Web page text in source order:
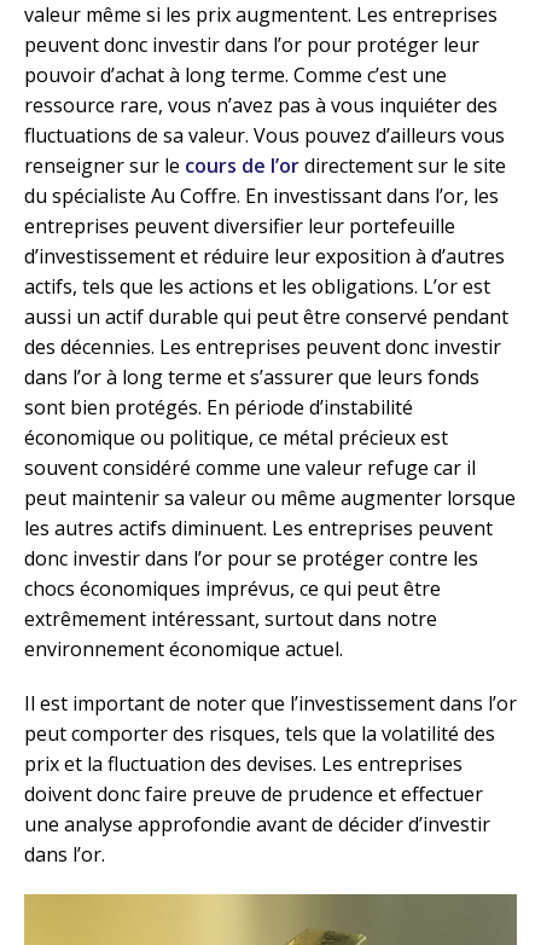
valeur même si les prix augmentent. Les entreprises
peuvent donc investir dans l’or pour protéger leur
pouvoir d’achat à long terme. Comme c’est une
ressource rare, vous n’avez pas à vous inquiéter des
fluctuations de sa valeur. Vous pouvez d’ailleurs vous
renseigner sur le cours de l’ordirectement sur le site
du spécialiste Au Coffre. En investissant dans l’or, les
entreprises peuvent diversifier leur portefeuille
d’investissement et réduire leur exposition à d’autres
actifs, tels que les actions et les obligations. L’or est
aussi un actif durable qui peut être conservé pendant
des décennies. Les entreprises peuvent donc investir
dans l’or à long terme et s’assurer que leurs fonds
sont bien protégés. En période d’instabilité
économique ou politique, ce métal précieux est
souvent considéré comme une valeur refuge car il
peut maintenir sa valeur ou même augmenter lorsque
les autres actifs diminuent. Les entreprises peuvent
donc investir dans l’or pour se protéger contre les
chocs économiques imprévus, ce qui peut être
extrêmement intéressant, surtout dans notre
environnement économique actuel.
Il est important de noter que l’investissement dans l’or
peut comporter des risques, tels que la volatilité des
prix et la fluctuation des devises. Les entreprises
doivent donc faire preuve de prudence et effectuer
une analyse approfondie avant de décider d’investir
dans l’or.